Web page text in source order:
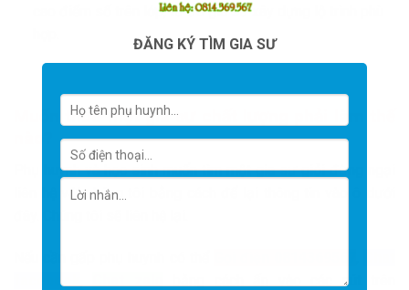
cao điểm số trên lớp, từ đó gia sư xây dựng lộ trình phù
Muốn thuê một gia sư chất lượng phải làm thế
Phụ huynh và học sinh muốn tìm một gia sư giỏi đừng ngại
liên hệ với chúng tôi bằng cách để lại thông tin vào ô dưới
facebook
bằng cách ấn vào các nút trên
ĐĂNG KÝ TÌM GIA SƯ